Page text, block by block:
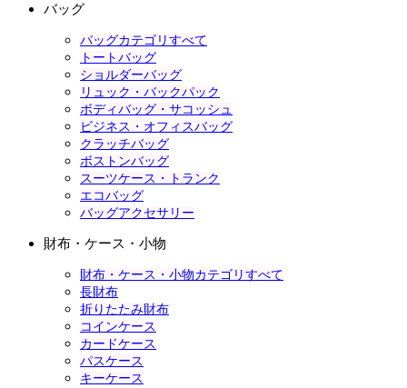
バッグ
バッグカテゴリすべて
トートバッグ
ショルダーバッグ
リュック・バックパック
ボディバッグ・サコッシュ
ビジネス・オフィスバッグ
クラッチバッグ
ボストンバッグ
スーツケース・トランク
エコバッグ
バッグアクセサリー
財布・ケース・小物
財布・ケース・小物カテゴリすべて
長財布
折りたたみ財布
コインケース
カードケース
パスケース
キーケース